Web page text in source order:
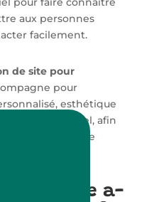
aux personnes
facilement.
de site pour
pour
esthétique
naturel, afin
dans votre
a-